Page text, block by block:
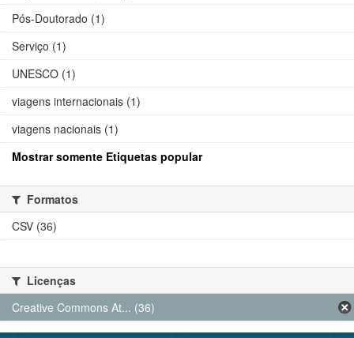
Pós-Doutorado (1)
Serviço (1)
UNESCO (1)
viagens internacionais (1)
viagens nacionais (1)
Mostrar somente Etiquetas popular
Formatos
CSV (36)
Licenças
Creative Commons At... (36)